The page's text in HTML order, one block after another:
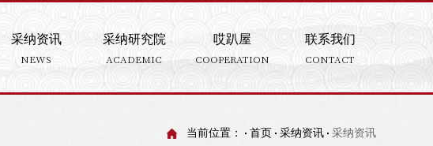
采纳资讯
NEWS
采纳研究院
ACADEMIC
哎趴屋
COOPERATION
联系我们
CONTACT
当前位置： 首页 采纳资讯 采纳资讯